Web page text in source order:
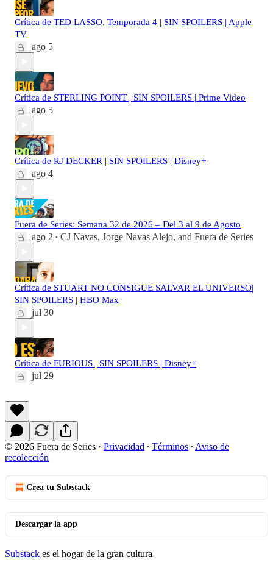
Crítica de TED LASSO, Temporada 4 | SIN SPOILERS | Apple
TV
ago 5
Crítica de STERLING POINT | SIN SPOILERS | Prime Video
ago 5
Crítica de RJ DECKER | SIN SPOILERS | Disney+
ago 4
Fuera de Series: Semana 32 de 2026 – Del 3 al 9 de Agosto
ago 2 • CJ Navas, Jorge Navas Alejo, and Fuera de Series
Crítica de STUART NO CONSIGUE SALVAR EL UNIVERSO|
SIN SPOILERS | HBO Max
jul 30
Crítica de FURIOUS | SIN SPOILERS | Disney+
jul 29
© 2026 Fuera de Series · Privacidad ∙ Términos ∙ Aviso de
recolección
Crea tu Substack
Descargar la app
Substack es el hogar de la gran cultura